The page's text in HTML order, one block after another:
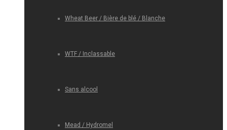
Wheat Beer / Bière de blé / Blanche
WTF / Inclassable
Sans alcool
Mead / Hydromel